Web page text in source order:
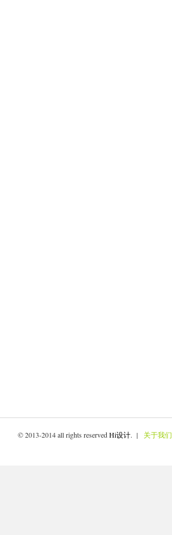
© 2013-2014 all rights reservedHi设计. | 关于我们